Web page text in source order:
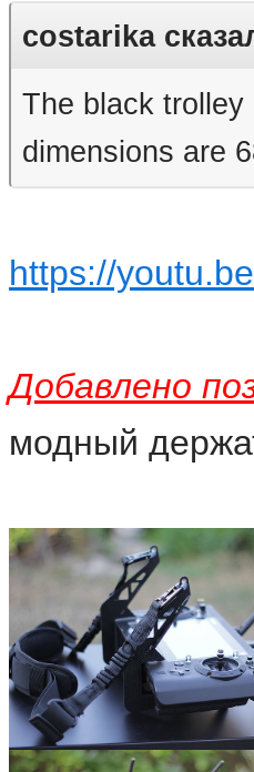
costarika
The black
dimensions are
https://
Добавлено
модный